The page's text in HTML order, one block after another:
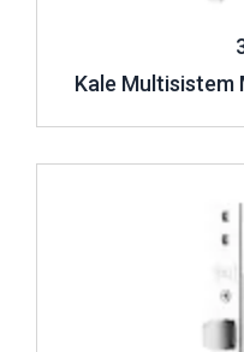
Kale Multisistem